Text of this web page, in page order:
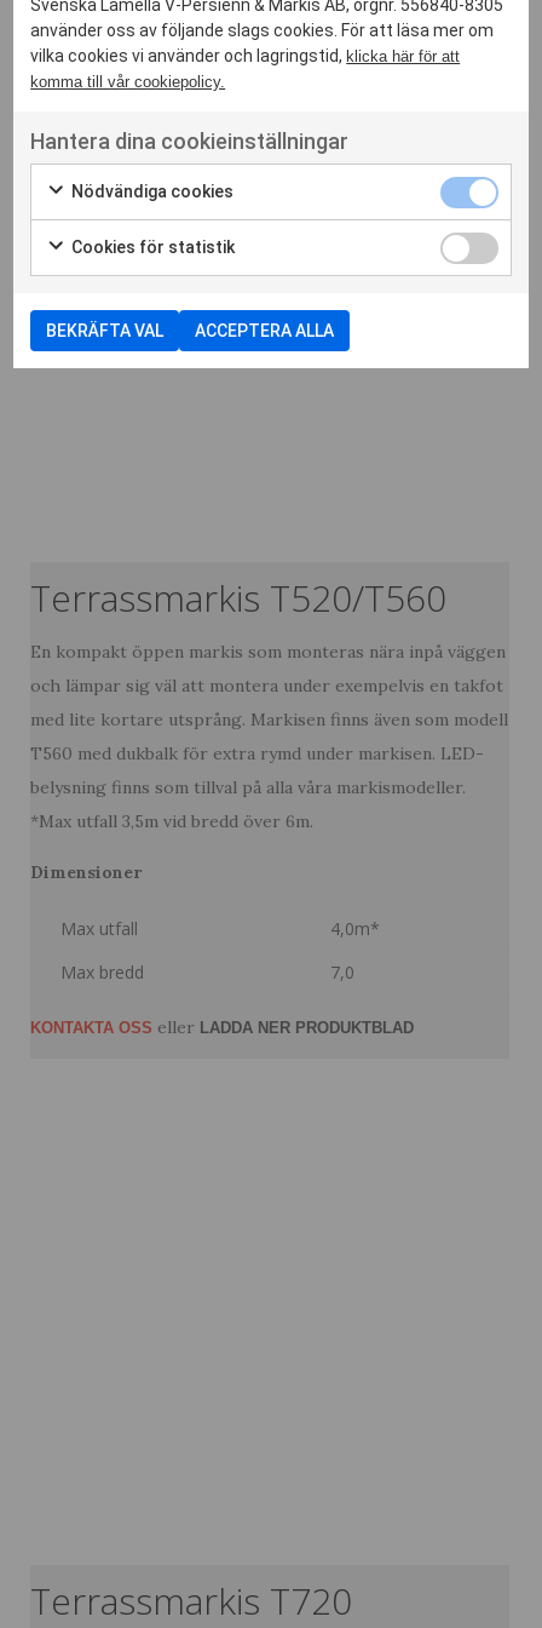
Terrassmarkis T520/T560
En kompakt öppen markis som monteras nära inpå väggen
och lämpar sig väl att montera under exempelvis en takfot
med lite kortare utsprång. Markisen finns även som modell
T560 med dukbalk för extra rymd under markisen. LED-
belysning finns som tillval på alla våra markismodeller.
*Max utfall 3,5m vid bredd över 6m.
Dimensioner
Max utfall
4,0m*
Max bredd
7,0
KONTAKTA OSS eller LADDA NER PRODUKTBLAD
Terrassmarkis T720
Svenska Lamella V-Persienn & Markis AB, orgnr. 556840-8305
använder oss av följande slags cookies. För att läsa mer om
vilka cookies vi använder och lagringstid,klicka här för att
komma till vår cookiepolicy.
Hantera dina cookieinställningar
Nödvändiga cookies
Cookies för statistik
BEKRÄFTA VAL ACCEPTERA ALLA